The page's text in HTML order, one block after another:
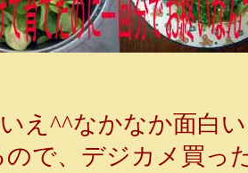
え^^なかなか面白
ので、デジカメ買っ